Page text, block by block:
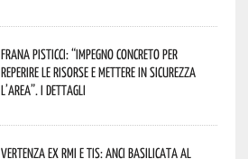
Frana Pisticci: “Impegno concreto per
reperire le risorse e mettere in sicurezza
l’area”. I dettagli
Vertenza ex RMI e TIS: ANCI Basilicata al